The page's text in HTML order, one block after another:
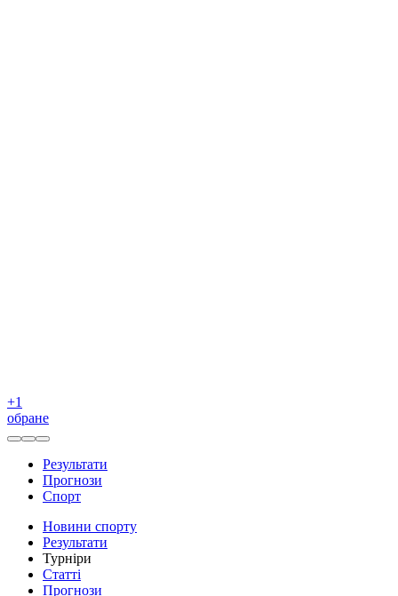
+1
обране
Результати
Прогнози
Спорт
Новини спорту
Результати
Турніри
Статті
Прогнози